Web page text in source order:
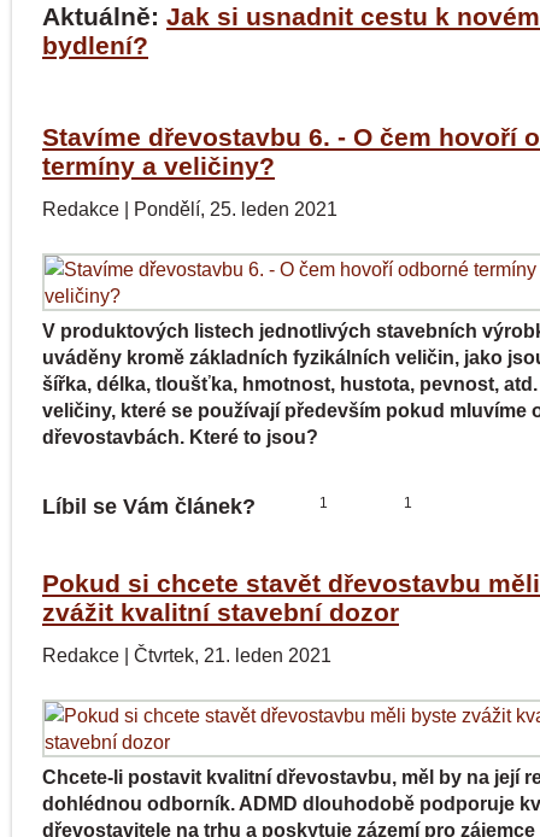
Aktuálně: Jak si usnadnit cestu k
bydlení?
Stavíme dřevostavbu 6. - O čem hovoří
termíny a veličiny?
Redakce | Pondělí, 25. leden 2021
V produktových listech jednotlivých stavebních
uváděny kromě základních fyzikálních veličin, jako
šířka, délka, tloušťka, hmotnost, hustota, pevnost,
veličiny, které se používají především pokud mluvíme
dřevostavbách. Které to jsou?
Líbil se Vám článek? 1
1
Pokud si chcete stavět dřevostavbu
zvážit kvalitní stavební dozor
Redakce | Čtvrtek, 21. leden 2021
Chcete-li postavit kvalitní dřevostavbu, měl by na její
dohlédnou odborník. ADMD dlouhodobě podporuje
dřevostavitele na trhu a poskytuje zázemí pro zájemce